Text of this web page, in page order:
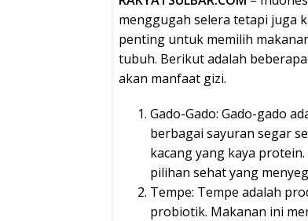
menggugah selera tetapi juga
penting untuk memilih
tubuh. Berikut adalah
akan manfaat gizi.
Gado-Gado: Gado-gado
berbagai sayuran segar
kacang yang kaya
pilihan sehat yang
Tempe: Tempe adalah
probiotik. Makanan ini